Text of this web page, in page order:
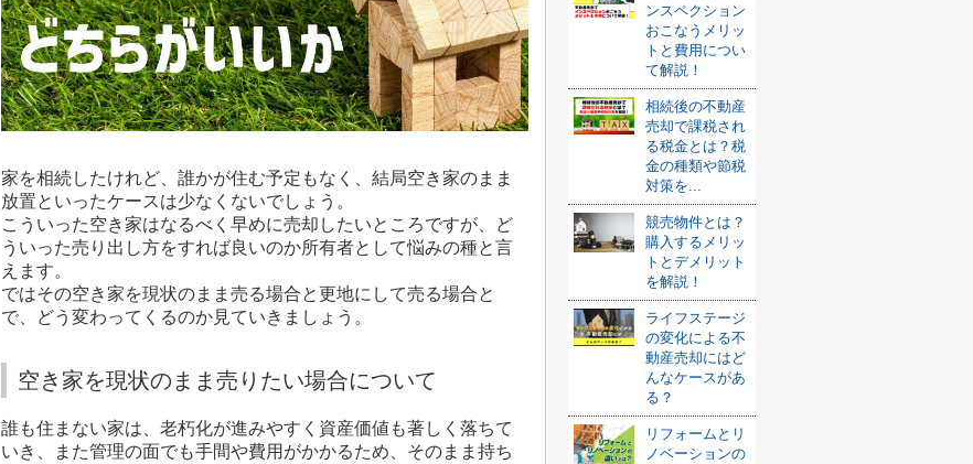
家を相続したけれど、誰かが住む予定もなく、結局空き家のまま
放置といったケースは少なくないでしょう。
こういった空き家はなるべく早めに売却したいところですが、ど
ういった売り出し方をすれば良いのか所有者として悩みの種と言
えます。
ではその空き家を現状のまま売る場合と更地にして売る場合と
で、どう変わってくるのか見ていきましょう。
空き家を現状のまま売りたい場合について
誰も住まない家は、老朽化が進みやすく資産価値も著しく落ちて
いき、また管理の面でも手間や費用がかかるため、そのまま持ち
ンスペクション
おこなうメリッ
トと費用につい
て解説！
相続後の不動産
売却で課税され
る税金とは？税
金の種類や節税
対策を...
競売物件とは？
購入するメリッ
トとデメリット
を解説！
ライフステージ
の変化による不
動産売却にはど
んなケースがあ
る？
リフォームとリ
ノベーションの